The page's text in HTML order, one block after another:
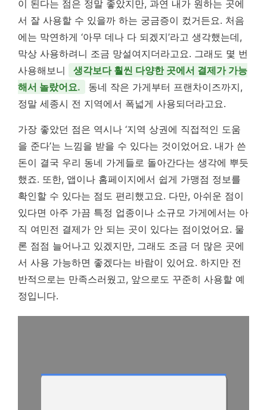
이 된다는 점은 정말 좋았지만, 과연 내가 원하는 곳에
서 잘 사용할 수 있을까 하는 궁금증이 컸거든요. 처음
에는 막연하게 ‘아무 데나 다 되겠지’라고 생각했는데,
막상 사용하려니 조금 망설여지더라고요. 그래도 몇 번
사용해보니
생각보다 훨씬 다양한 곳에서 결제가 가능
해서 놀랐어요.
동네 작은 가게부터 프랜차이즈까지,
정말 세종시 전 지역에서 폭넓게 사용되더라고요.
가장 좋았던 점은 역시나 ‘지역 상권에 직접적인 도움
을 준다’는 느낌을 받을 수 있다는 것이었어요. 내가 쓴
돈이 결국 우리 동네 가게들로 돌아간다는 생각에 뿌듯
했죠. 또한, 앱이나 홈페이지에서 쉽게 가맹점 정보를
확인할 수 있다는 점도 편리했고요. 다만, 아쉬운 점이
있다면 아주 가끔 특정 업종이나 소규모 가게에서는 아
직 여민전 결제가 안 되는 곳이 있다는 점이었어요. 물
론 점점 늘어나고 있겠지만, 그래도 조금 더 많은 곳에
서 사용 가능하면 좋겠다는 바람이 있어요. 하지만 전
반적으로는 만족스러웠고, 앞으로도 꾸준히 사용할 예
정입니다.